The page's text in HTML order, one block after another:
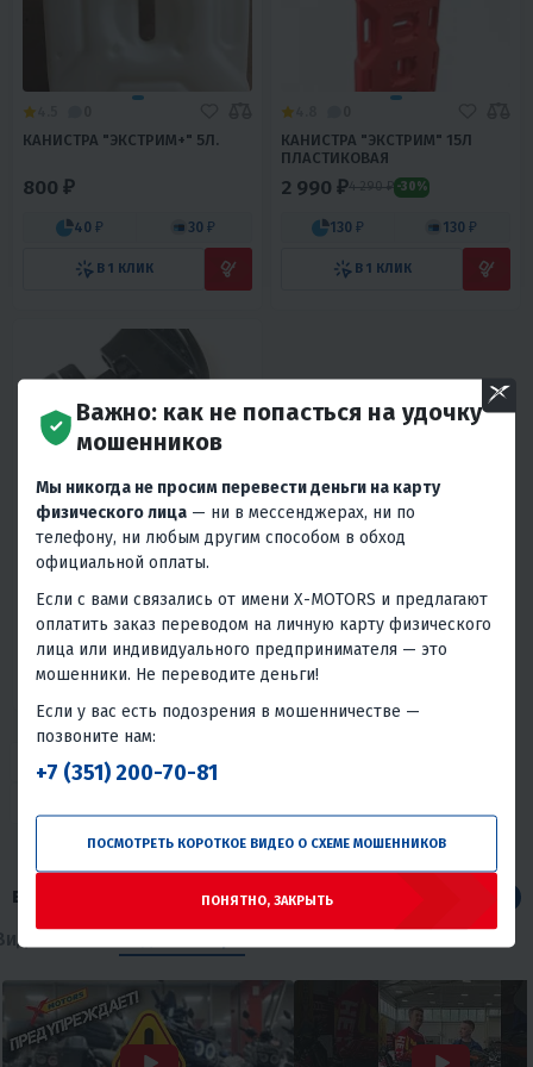
КАНИСТРА "ЭКСТРИМ+" 5Л.
800 ₽
40 ₽ 30 ₽
В 1 КЛИК
КАНИСТРА "ЭКСТРИМ" 15Л
ПЛАСТИКОВАЯ
2 990 ₽4 290 ₽ -30%
130 ₽ 130 ₽
В 1 КЛИК
4.3 0
КРЕПЛЕНИЕ ДЛЯ
ЭКСПЕДИЦИОННОЙ КАНИСТРЫ
“Т-ЗАЖИМ УНИВЕРСАЛЬНОЕ”
2 570 ₽
120 ₽ 110 ₽
В 1 КЛИК
ВИДЕО ПРО МОТОТЕХНИКУ
Видеообзоры
Важно: как не попасться на удочку
мошенников
Мы никогда не просим перевести деньги на карту
физического лица — ни в мессенджерах, ни по
телефону, ни любым другим способом в обход
официальной оплаты.
Если с вами связались от имени X-MOTORS и предлагают
оплатить заказ переводом на личную карту физического
лица или индивидуального предпринимателя — это
мошенники. Не переводите деньги!
Если у вас есть подозрения в мошенничестве —
позвоните нам:
+7 (351) 200-70-81
ПОСМОТРЕТЬ КОРОТКОЕ ВИДЕО О СХЕМЕ МОШЕННИКОВ
ПОНЯТНО, ЗАКРЫТЬ